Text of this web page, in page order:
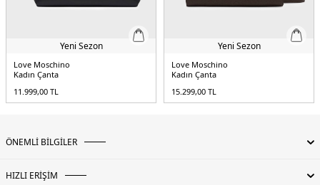
Yeni Sezon
Love Moschino
Kadın Çanta
11.999,00 TL
Yeni Sezon
Love Moschino
Kadın Çanta
15.299,00 TL
ÖNEMLİ BİLGİLER
HIZLI ERİŞİM